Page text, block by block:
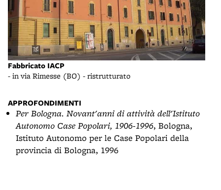
Fabbricato IACP
- in via Rimesse (BO) - ristrutturato
APPROFONDIMENTI
Per Bologna. Novant'anni di attività dell'Istituto
Autonomo Case Popolari, 1906-1996, Bologna,
Istituto Autonomo per le Case Popolari della
provincia di Bologna, 1996